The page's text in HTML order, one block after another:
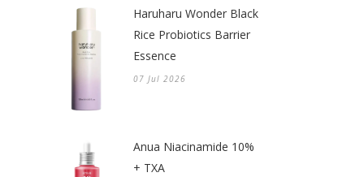
Haruharu Wonder Black
Rice Probiotics Barrier
Essence
07 Jul 2026
Anua Niacinamide 10%
+ TXA